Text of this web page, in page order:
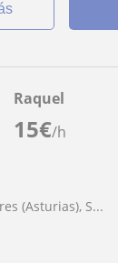
15€/h
Raquel
(Asturias), S...